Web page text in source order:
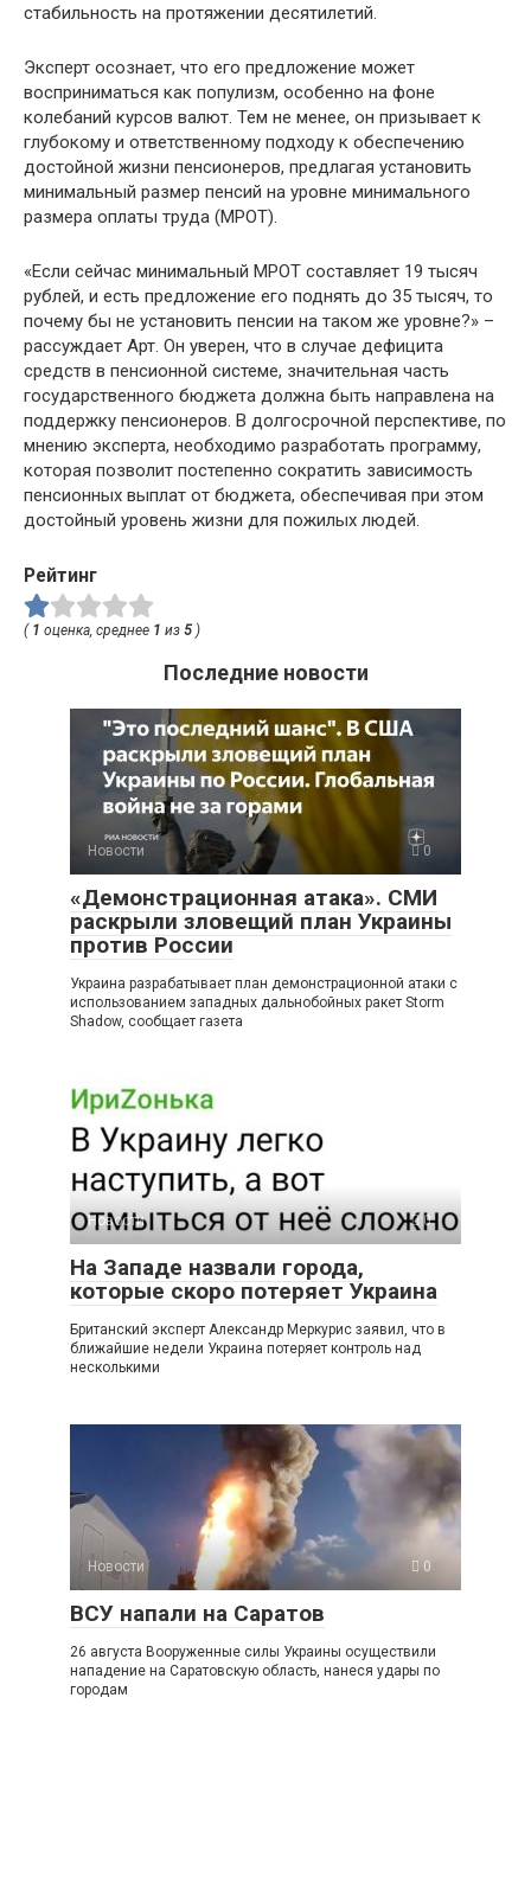
стабильность на протяжении десятилетий.
Эксперт осознает, что его предложение может
восприниматься как популизм, особенно на фоне
колебаний курсов валют. Тем не менее, он призывает к
глубокому и ответственному подходу к обеспечению
достойной жизни пенсионеров, предлагая установить
минимальный размер пенсий на уровне минимального
размера оплаты труда (МРОТ).
«Если сейчас минимальный МРОТ составляет 19 тысяч
рублей, и есть предложение его поднять до 35 тысяч, то
почему бы не установить пенсии на таком же уровне?» –
рассуждает Арт. Он уверен, что в случае дефицита
средств в пенсионной системе, значительная часть
государственного бюджета должна быть направлена на
поддержку пенсионеров. В долгосрочной перспективе, по
мнению эксперта, необходимо разработать программу,
которая позволит постепенно сократить зависимость
пенсионных выплат от бюджета, обеспечивая при этом
достойный уровень жизни для пожилых людей.
Рейтинг
( 1 оценка, среднее 1 из 5 )
Последние новости
Новости 0
«Демонстрационная атака». СМИ
раскрыли зловещий план Украины
против России
Украина разрабатывает план демонстрационной атаки с
использованием западных дальнобойных ракет Storm
Shadow, сообщает газета
Новости 0
На Западе назвали города,
которые скоро потеряет Украина
Британский эксперт Александр Меркурис заявил, что в
ближайшие недели Украина потеряет контроль над
несколькими
Новости 0
ВСУ напали на Саратов
26 августа Вооруженные силы Украины осуществили
нападение на Саратовскую область, нанеся удары по
городам